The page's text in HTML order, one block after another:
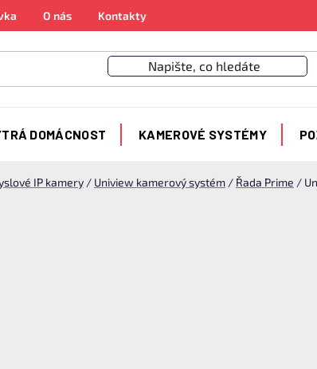
O nás Kontakty
DOMÁCNOST KAMEROVÉ SYSTÉMY
IP kamery / Uniview kamerový systém / Řada Prime /